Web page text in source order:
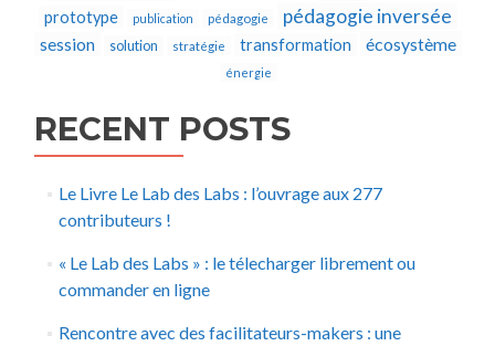
prototype publication pédagogie pédagogie inversée
session solution stratégie transformation écosystème
énergie
RECENT POSTS
Le Livre Le Lab des Labs : l’ouvrage aux 277
contributeurs !
« Le Lab des Labs » : le télecharger librement ou
commander en ligne
Rencontre avec des facilitateurs-makers : une